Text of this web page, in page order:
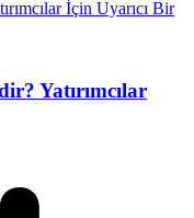
Yatırımcılar